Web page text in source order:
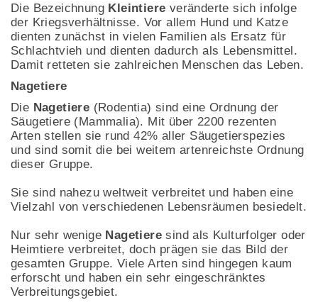
Die Bezeichnung Kleintiere veränderte sich infolge
der Kriegsverhältnisse. Vor allem Hund und Katze
dienten zunächst in vielen Familien als Ersatz für
Schlachtvieh und dienten dadurch als Lebensmittel.
Damit retteten sie zahlreichen Menschen das Leben.
Nagetiere
Die Nagetiere (Rodentia) sind eine Ordnung der
Säugetiere (Mammalia). Mit über 2200 rezenten
Arten stellen sie rund 42% aller Säugetierspezies
und sind somit die bei weitem artenreichste Ordnung
dieser Gruppe.
Sie sind nahezu weltweit verbreitet und haben eine
Vielzahl von verschiedenen Lebensräumen besiedelt.
Nur sehr wenige Nagetiere sind als Kulturfolger oder
Heimtiere verbreitet, doch prägen sie das Bild der
gesamten Gruppe. Viele Arten sind hingegen kaum
erforscht und haben ein sehr eingeschränktes
Verbreitungsgebiet.